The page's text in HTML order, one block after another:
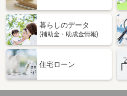
暮らしのデータ
(補助金・助成金情報)
住宅ローン